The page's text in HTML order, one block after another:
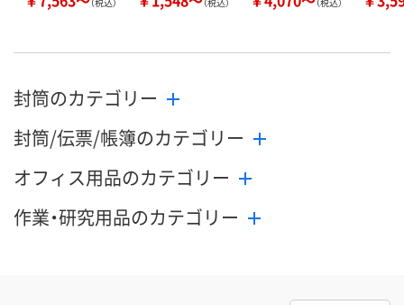
封筒のカテゴリー
封筒/伝票/帳簿のカテゴリー
オフィス用品のカテゴリー
作業・研究用品のカテゴリー